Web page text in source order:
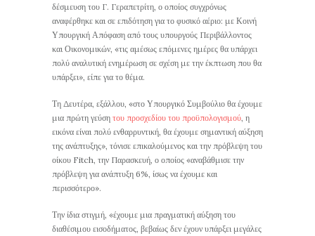
δέσμευση του Γ. Γεραπετρίτη, ο οποίος συγχρόνως
αναφέρθηκε και σε επιδότηση για το φυσικό αέριο: με Κοινή
Υπουργική Απόφαση από τους υπουργούς Περιβάλλοντος
και Οικονομικών, «τις αμέσως επόμενες ημέρες θα υπάρχει
πολύ αναλυτική ενημέρωση σε σχέση με την έκπτωση που θα
υπάρξει», είπε για το θέμα.
Τη Δευτέρα, εξάλλου, «στο Υπουργικό Συμβούλιο θα έχουμε
μια πρώτη γεύση του προσχεδίου του προϋπολογισμού , η
εικόνα είναι πολύ ενθαρρυντική, θα έχουμε σημαντική αύξηση
της ανάπτυξης», τόνισε επικαλούμενος και την πρόβλεψη του
οίκου Fitch, την Παρασκευή, ο οποίος «αναβάθμισε την
πρόβλεψη για ανάπτυξη 6%, ίσως να έχουμε και
περισσότερο».
Την ίδια στιγμή, «έχουμε μια πραγματική αύξηση του
διαθέσιμου εισοδήματος, βεβαίως δεν έχουν υπάρξει μεγάλες